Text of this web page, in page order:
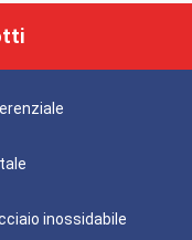
inossidabile